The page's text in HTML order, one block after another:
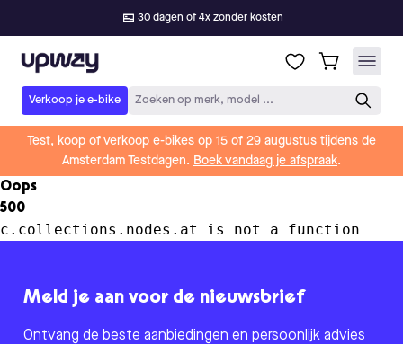
30 dagen of 4x zonder kosten
Upway
Verkoop je e-bike Zoeken op merk, model ...
Test, koop of verkoop e-bikes op 15 of 29 augustus tijdens de
Amsterdam Testdagen. Boek vandaag je afspraak.
Oops
500
c.collections.nodes.at is not a function
Meld je aan voor de nieuwsbrief
Ontvang de beste aanbiedingen en persoonlijk advies